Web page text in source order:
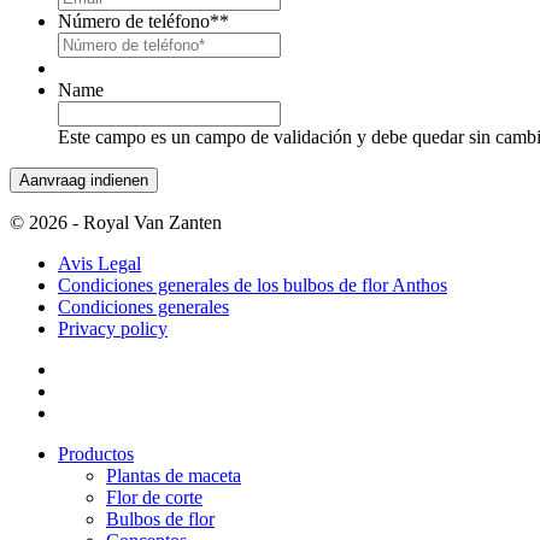
Número de teléfono**
Name
Este campo es un campo de validación y debe quedar sin
© 2026 - Royal Van Zanten
Avis Legal
Condiciones generales de los bulbos de flor Anthos
Condiciones generales
Privacy policy
Productos
Plantas de maceta
Flor de corte
Bulbos de flor